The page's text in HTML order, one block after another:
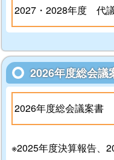
2027・2028年度 代
2026年度総会議
2026年度総会議案書
※2025年度決算報告、